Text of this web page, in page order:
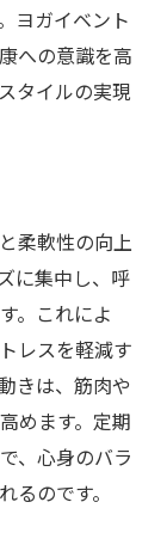
ヨガイベント
への意識を高
タイルの実現
柔軟性の向上
に集中し、呼
。これによ
レスを軽減す
きは、筋肉や
めます。定期
、心身のバラ
るのです。